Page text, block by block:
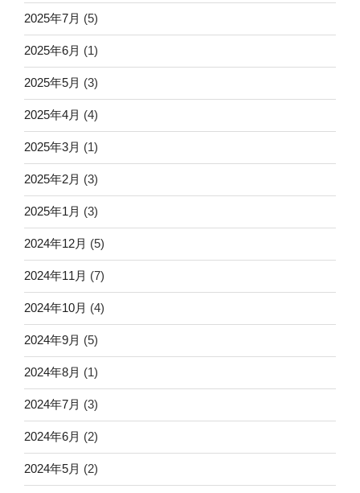
2025年7月 (5)
2025年6月 (1)
2025年5月 (3)
2025年4月 (4)
2025年3月 (1)
2025年2月 (3)
2025年1月 (3)
2024年12月 (5)
2024年11月 (7)
2024年10月 (4)
2024年9月 (5)
2024年8月 (1)
2024年7月 (3)
2024年6月 (2)
2024年5月 (2)